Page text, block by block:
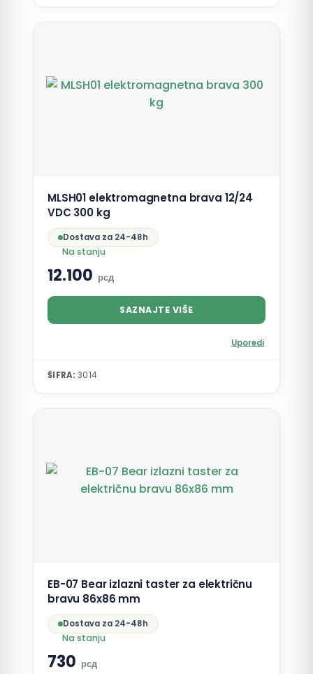
MLSH01 elektromagnetna brava 12/24
VDC 300 kg
Dostava za 24-48h
Na stanju
12.100 рсд
SAZNAJTE VIŠE
Uporedi
ŠIFRA: 3014
EB-07 Bear izlazni taster za električnu
bravu 86x86 mm
Dostava za 24-48h
Na stanju
730 рсд